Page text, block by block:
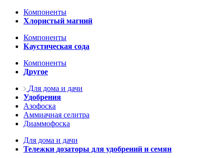
Компоненты
Хлористый магний
Компоненты
Каустическая сода
Компоненты
Другое
Для дома и дачи
Удобрения
Азофоска
Аммиачная селитра
Диаммофоска
Для дома и дачи
Тележки дозаторы для удобрений и семян